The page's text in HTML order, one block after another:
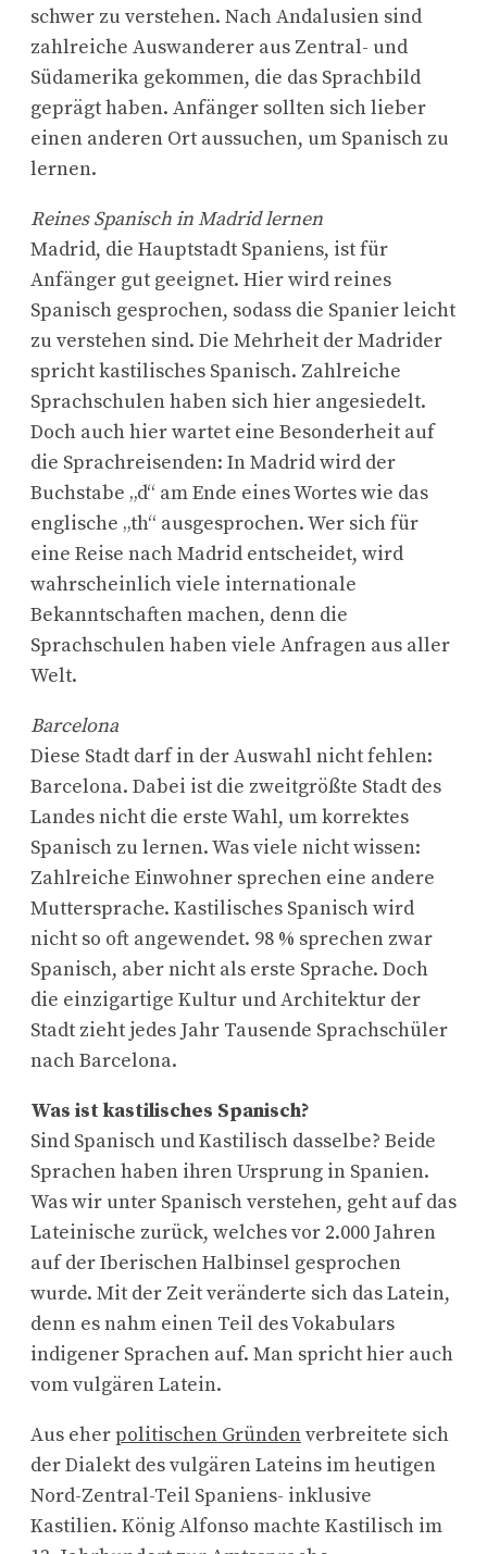
schwer zu verstehen. Nach Andalusien sind
zahlreiche Auswanderer aus Zentral- und
Südamerika gekommen, die das Sprachbild
geprägt haben. Anfänger sollten sich lieber
einen anderen Ort aussuchen, um Spanisch zu
lernen.
Reines Spanisch in Madrid lernen
Madrid, die Hauptstadt Spaniens, ist für
Anfänger gut geeignet. Hier wird reines
Spanisch gesprochen, sodass die Spanier leicht
zu verstehen sind. Die Mehrheit der Madrider
spricht kastilisches Spanisch. Zahlreiche
Sprachschulen haben sich hier angesiedelt.
Doch auch hier wartet eine Besonderheit auf
die Sprachreisenden: In Madrid wird der
Buchstabe „d“ am Ende eines Wortes wie das
englische „th“ ausgesprochen. Wer sich für
eine Reise nach Madrid entscheidet, wird
wahrscheinlich viele internationale
Bekanntschaften machen, denn die
Sprachschulen haben viele Anfragen aus aller
Welt.
Barcelona
Diese Stadt darf in der Auswahl nicht fehlen:
Barcelona. Dabei ist die zweitgrößte Stadt des
Landes nicht die erste Wahl, um korrektes
Spanisch zu lernen. Was viele nicht wissen:
Zahlreiche Einwohner sprechen eine andere
Muttersprache. Kastilisches Spanisch wird
nicht so oft angewendet. 98 % sprechen zwar
Spanisch, aber nicht als erste Sprache. Doch
die einzigartige Kultur und Architektur der
Stadt zieht jedes Jahr Tausende Sprachschüler
nach Barcelona.
Was ist kastilisches Spanisch?
Sind Spanisch und Kastilisch dasselbe? Beide
Sprachen haben ihren Ursprung in Spanien.
Was wir unter Spanisch verstehen, geht auf das
Lateinische zurück, welches vor 2.000 Jahren
auf der Iberischen Halbinsel gesprochen
wurde. Mit der Zeit veränderte sich das Latein,
denn es nahm einen Teil des Vokabulars
indigener Sprachen auf. Man spricht hier auch
vom vulgären Latein.
Aus eherpolitischen Gründenverbreitete sich
der Dialekt des vulgären Lateins im heutigen
Nord-Zentral-Teil Spaniens- inklusive
Kastilien. König Alfonso machte Kastilisch im